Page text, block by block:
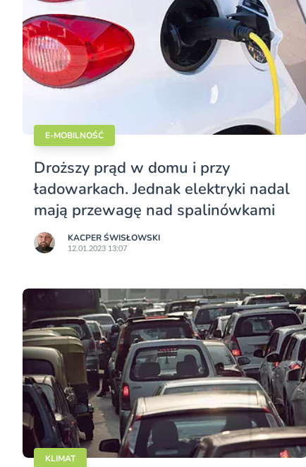
E-MOBILNOŚĆ
Droższy prąd w domu i przy
ładowarkach. Jednak elektryki nadal
mają przewagę nad spalinówkami
KACPER ŚWISŁO­WSKI
12.01.2023 13:07
KLIMAT